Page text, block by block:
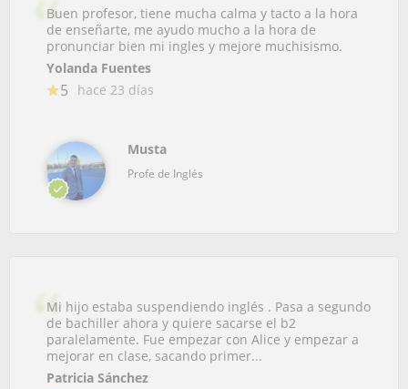
Buen profesor, tiene mucha calma y tacto a la hora
de enseñarte, me ayudo mucho a la hora de
pronunciar bien mi ingles y mejore muchisismo.
Yolanda Fuentes
5 hace 23 días
Musta
Profe de Inglés
Mi hijo estaba suspendiendo inglés . Pasa a segundo
de bachiller ahora y quiere sacarse el b2
paralelamente. Fue empezar con Alice y empezar a
mejorar en clase, sacando primer...
Patricia Sánchez